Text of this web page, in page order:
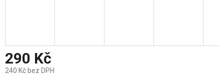
290 Kč
240 Kč bez DPH